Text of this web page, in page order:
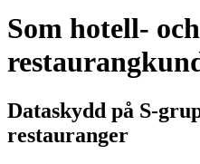
Som hotell- och
Dataskydd på S-
restauranger